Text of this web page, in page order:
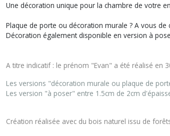
Une décoration unique pour la chambre de votre
Plaque de porte ou décoration murale ? A vous
Décoration également disponible en version à
A titre indicatif : le prénom "Evan" a été réalisé en
Les versions "décoration murale ou plaque de
Les version "à poser" entre 1.5cm de 2cm
Création réalisée avec du bois naturel issu de